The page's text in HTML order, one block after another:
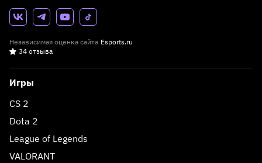
Независимая оценка сайта Esports.ru
34 отзыва
Игры
CS 2
Dota 2
League of Legends
VALORANT